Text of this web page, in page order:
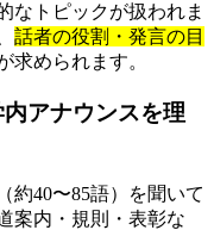
なトピックが扱われま
話者の役割・発言の目
求められます。
アナウンスを理
（約40〜85語）を聞いて
案内・規則・表彰な